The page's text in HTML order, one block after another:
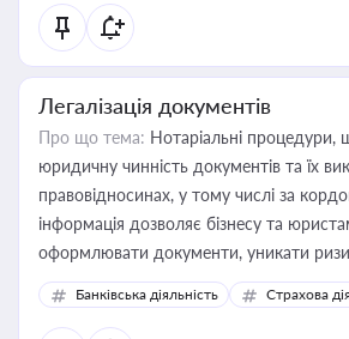
статусу суб'єктів оціночної діяльності
Легалізація документів
Про що тема: Нотаріальні процедури,
юридичну чинність документів та їх
правовідносинах, у тому числі за
інформація дозволяє бізнесу та
оформлювати документи, уникати
забезпечувати їх належне прийняття
контрагентами
Банківська діяльність Страхова